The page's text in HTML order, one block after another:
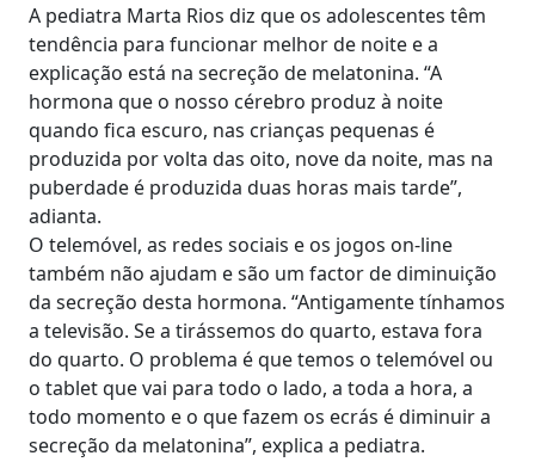
A pediatra Marta Rios diz que os adolescentes têm
tendência para funcionar melhor de noite e a
explicação está na secreção de melatonina. “A
hormona que o nosso cérebro produz à noite
quando fica escuro, nas crianças pequenas é
produzida por volta das oito, nove da noite, mas na
puberdade é produzida duas horas mais tarde”,
adianta.
O telemóvel, as redes sociais e os jogos on-line
também não ajudam e são um factor de diminuição
da secreção desta hormona. “Antigamente tínhamos
a televisão. Se a tirássemos do quarto, estava fora
do quarto. O problema é que temos o telemóvel ou
o tablet que vai para todo o lado, a toda a hora, a
todo momento e o que fazem os ecrás é diminuir a
secreção da melatonina”, explica a pediatra.